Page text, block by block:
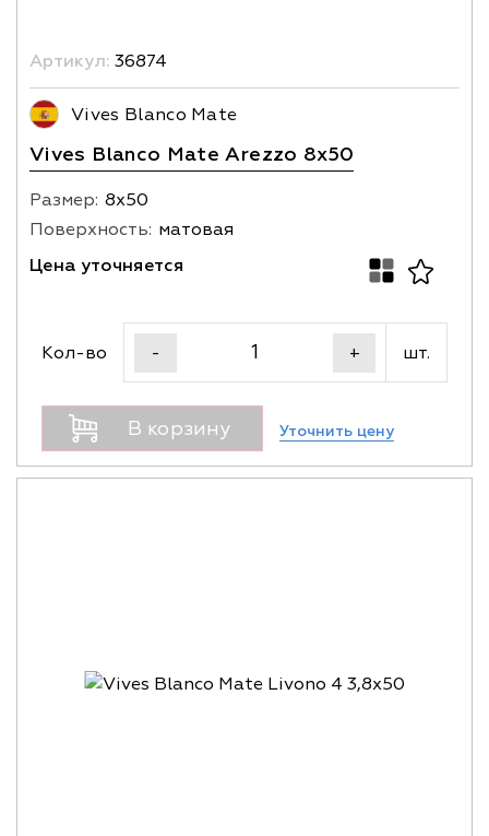
Артикул: 36874
Vives Blanco Mate
Vives Blanco Mate Arezzo 8x50
Размер: 8х50
Поверхность: матовая
Цена уточняется
Кол-во - + шт.
В корзину Уточнить цену